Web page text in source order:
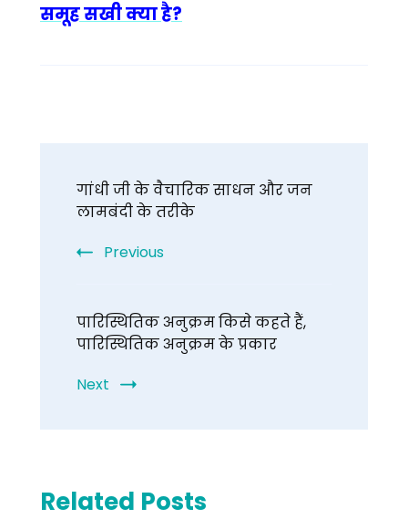
समूह सखी क्या है?
Navigation
गांधी जी के वैचारिक साधन और जन
लामबंदी के तरीके
Previous
पारिस्थितिक अनुक्रम किसे कहते हैं,
पारिस्थितिक अनुक्रम के प्रकार
Next
Related Posts